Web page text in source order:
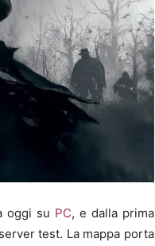
oggi su PC, e dalla prima
test. La mappa porta